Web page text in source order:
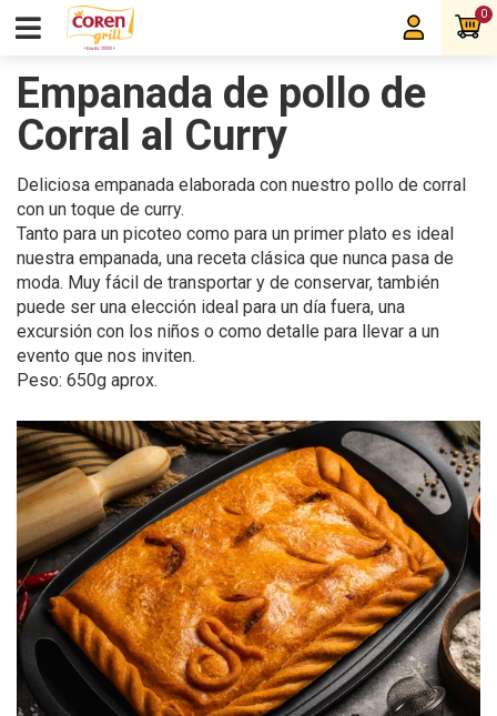
0
Empanada de pollo de
Corral al Curry
Deliciosa empanada elaborada con nuestro pollo de corral
con un toque de curry.
Tanto para un picoteo como para un primer plato es ideal
nuestra empanada, una receta clásica que nunca pasa de
moda. Muy fácil de transportar y de conservar, también
puede ser una elección ideal para un día fuera, una
excursión con los niños o como detalle para llevar a un
evento que nos inviten.
Peso: 650g aprox.